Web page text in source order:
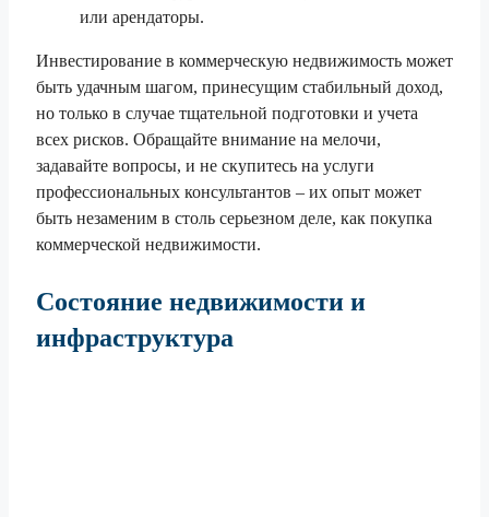
или арендаторы.
Инвестирование в коммерческую недвижимость может
быть удачным шагом, принесущим стабильный доход,
но только в случае тщательной подготовки и учета
всех рисков. Обращайте внимание на мелочи,
задавайте вопросы, и не скупитесь на услуги
профессиональных консультантов – их опыт может
быть незаменим в столь серьезном деле, как покупка
коммерческой недвижимости.
Состояние недвижимости и
инфраструктура